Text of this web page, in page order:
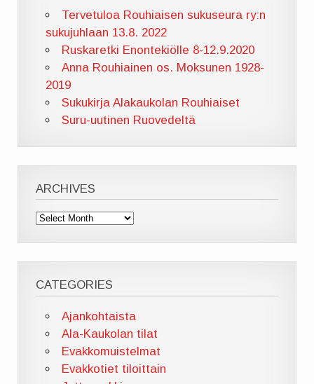
Tervetuloa Rouhiaisen sukuseura ry:n
sukujuhlaan 13.8. 2022
Ruskaretki Enontekiölle 8-12.9.2020
Anna Rouhiainen os. Moksunen 1928-
2019
Sukukirja Alakaukolan Rouhiaiset
Suru-uutinen Ruovedeltä
ARCHIVES
Archives
CATEGORIES
Ajankohtaista
Ala-Kaukolan tilat
Evakkomuistelmat
Evakkotiet tiloittain